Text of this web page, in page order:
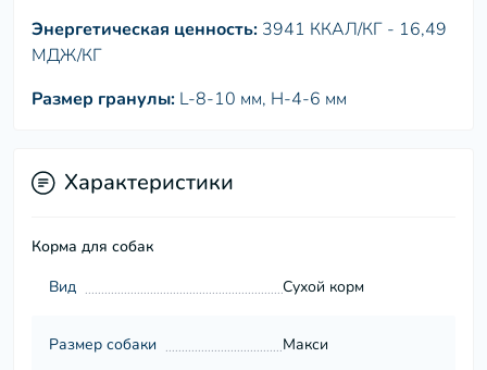
Энергетическая ценность: 3941 ККАЛ/КГ - 16,49
МДЖ/КГ
Размер гранулы: L-8-10 мм, H-4-6 мм
Характеристики
Корма для собак
Вид
Сухой корм
Размер собаки Макси